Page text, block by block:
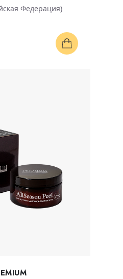
Федерация)